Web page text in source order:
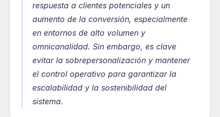
respuesta a clientes potenciales y un
aumento de la conversión, especialmente
en entornos de alto volumen y
omnicanalidad. Sin embargo, es clave
evitar la sobrepersonalización y mantener
el control operativo para garantizar la
escalabilidad y la sostenibilidad del
sistema.